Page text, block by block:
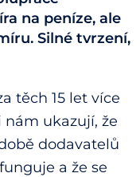
na peníze, ale
Silné tvrzení,
těch 15 let více
nám ukazují, že
dodavatelů
a že se